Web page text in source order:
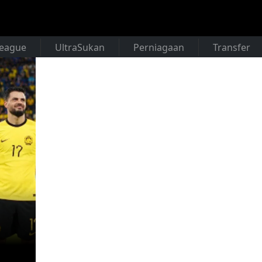
UltraSukan Perniagaan Transfer